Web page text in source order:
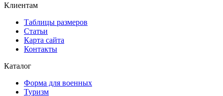
Клиентам
Таблицы размеров
Статьи
Карта сайта
Контакты
Каталог
Форма для военных
Туризм